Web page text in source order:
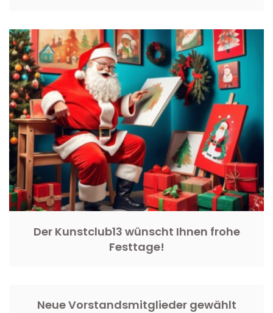
Der Kunstclub13 wünscht Ihnen frohe
Festtage!
Neue Vorstandsmitglieder gewählt